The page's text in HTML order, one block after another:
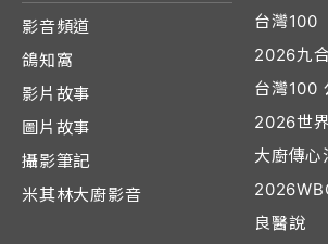
影音頻道
鴿知窩
影片故事
圖片故事
攝影筆記
米其林大廚影音
台灣100
2026九
台灣100
2026世
大廚傳心
良醫說